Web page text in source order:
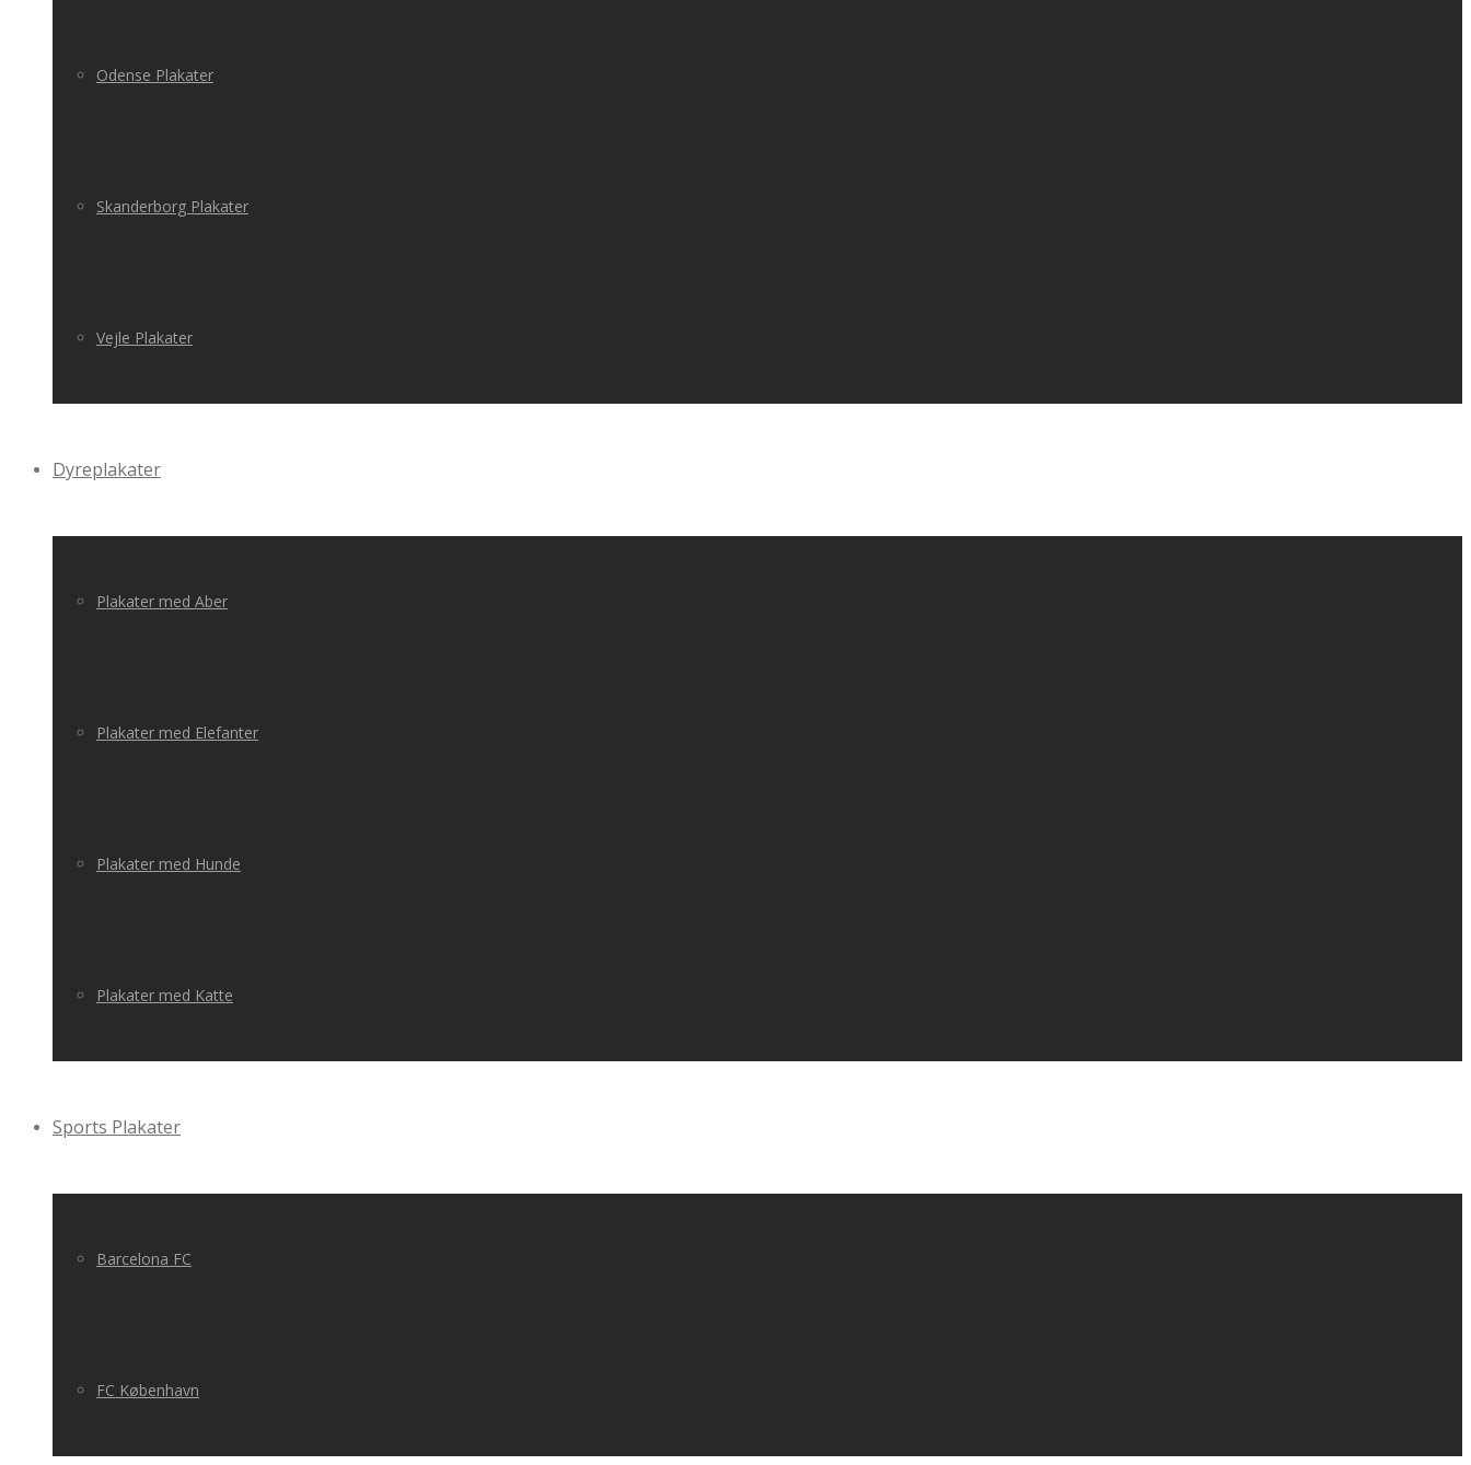
Odense Plakater
Skanderborg Plakater
Vejle Plakater
Dyreplakater
Plakater med Aber
Plakater med Elefanter
Plakater med Hunde
Plakater med Katte
Sports Plakater
Barcelona FC
FC København